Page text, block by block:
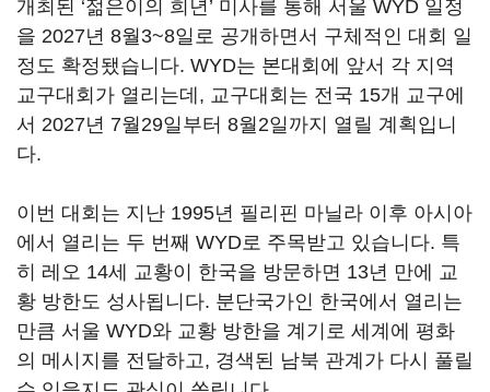
개최된 ‘젊은이의 희년’ 미사를 통해 서울 WYD 일정
을 2027년 8월3~8일로 공개하면서 구체적인 대회 일
정도 확정됐습니다. WYD는 본대회에 앞서 각 지역
교구대회가 열리는데, 교구대회는 전국 15개 교구에
서 2027년 7월29일부터 8월2일까지 열릴 계획입니
다.
이번 대회는 지난 1995년 필리핀 마닐라 이후 아시아
에서 열리는 두 번째 WYD로 주목받고 있습니다. 특
히 레오 14세 교황이 한국을 방문하면 13년 만에 교
황 방한도 성사됩니다. 분단국가인 한국에서 열리는
만큼 서울 WYD와 교황 방한을 계기로 세계에 평화
의 메시지를 전달하고, 경색된 남북 관계가 다시 풀릴